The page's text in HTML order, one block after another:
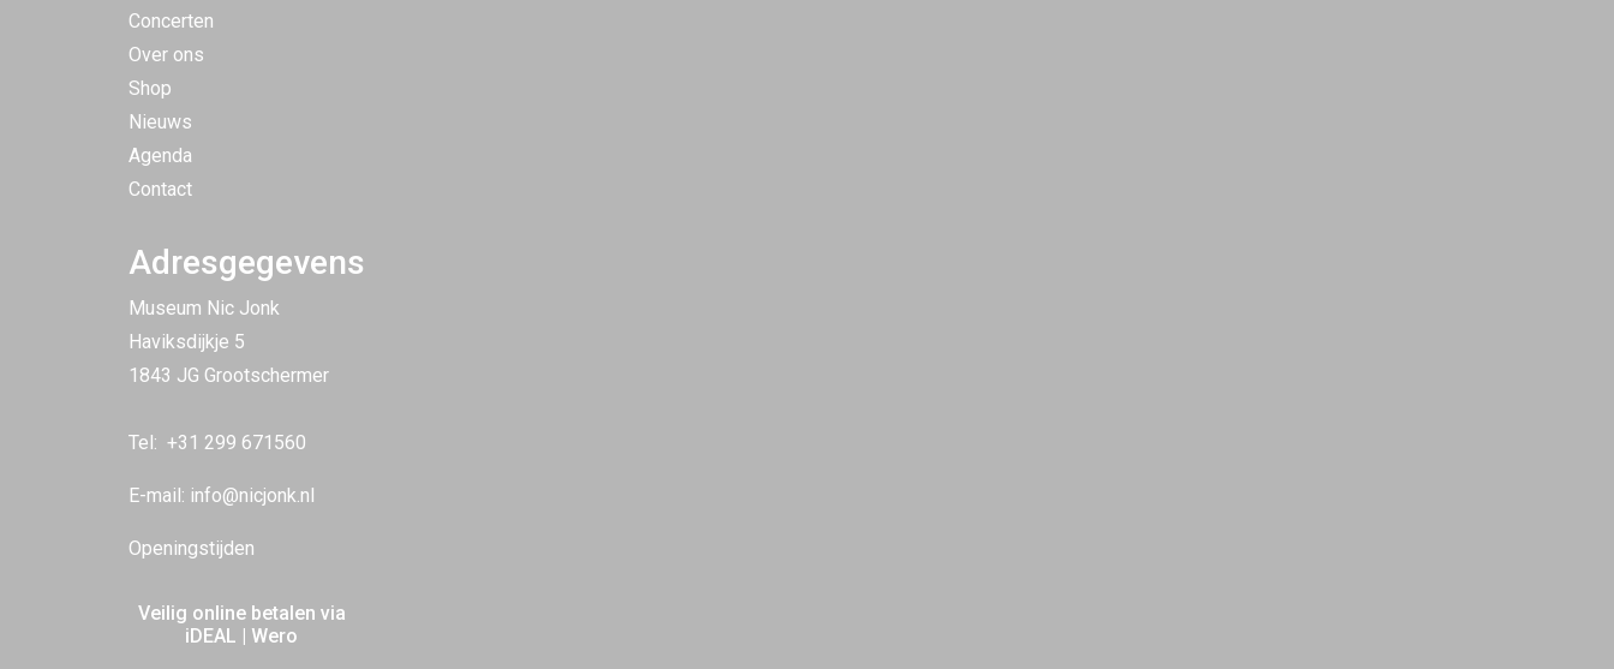
Concerten
Over ons
Shop
Nieuws
Agenda
Contact
Adresgegevens
Museum Nic Jonk
Haviksdijkje 5
1843 JG Grootschermer
Tel: +31 299 671560
E-mail: info@nicjonk.nl
Openingstijden
Veilig online betalen via
iDEAL | Wero